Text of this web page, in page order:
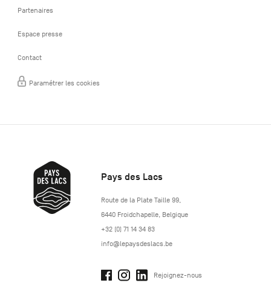
Partenaires
Espace presse
Contact
Paramétrer les cookies
Pays des Lacs
http://www.lepaysdeslacs.be/
Route de la Plate Taille 99,
6440 Froidchapelle, Belgique
+32 (0) 71 14 34 83
info@lepaysdeslacs.be
Rejoignez-nous